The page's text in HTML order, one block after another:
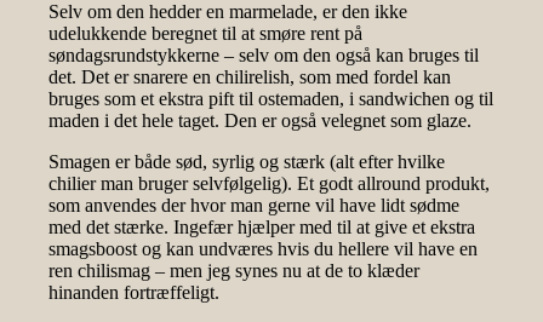
Selv om den hedder en marmelade, er den ikke
udelukkende beregnet til at smøre rent på
søndagsrundstykkerne – selv om den også kan bruges til
det. Det er snarere en chilirelish, som med fordel kan
bruges som et ekstra pift til ostemaden, i sandwichen og til
maden i det hele taget. Den er også velegnet som glaze.
Smagen er både sød, syrlig og stærk (alt efter hvilke
chilier man bruger selvfølgelig). Et godt allround produkt,
som anvendes der hvor man gerne vil have lidt sødme
med det stærke. Ingefær hjælper med til at give et ekstra
smagsboost og kan undværes hvis du hellere vil have en
ren chilismag – men jeg synes nu at de to klæder
hinanden fortræffeligt.